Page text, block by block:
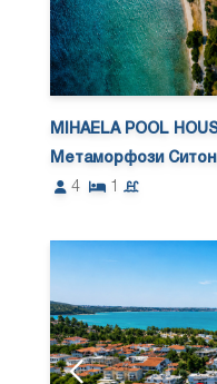
MIHAELA POOL
Метаморфози
4
1